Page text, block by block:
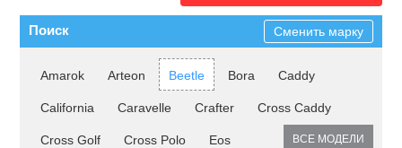
Поиск Сменить марку
Amarok Arteon Beetle Bora Caddy
California Caravelle Crafter Cross Caddy
Cross Golf Cross Polo Eos ВСЕ МОДЕЛИ